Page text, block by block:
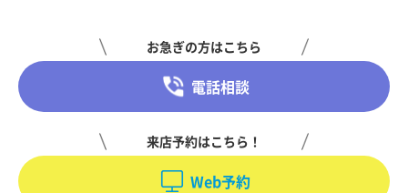
お急ぎの方はこちら
電話相談
来店予約はこちら！
Web予約